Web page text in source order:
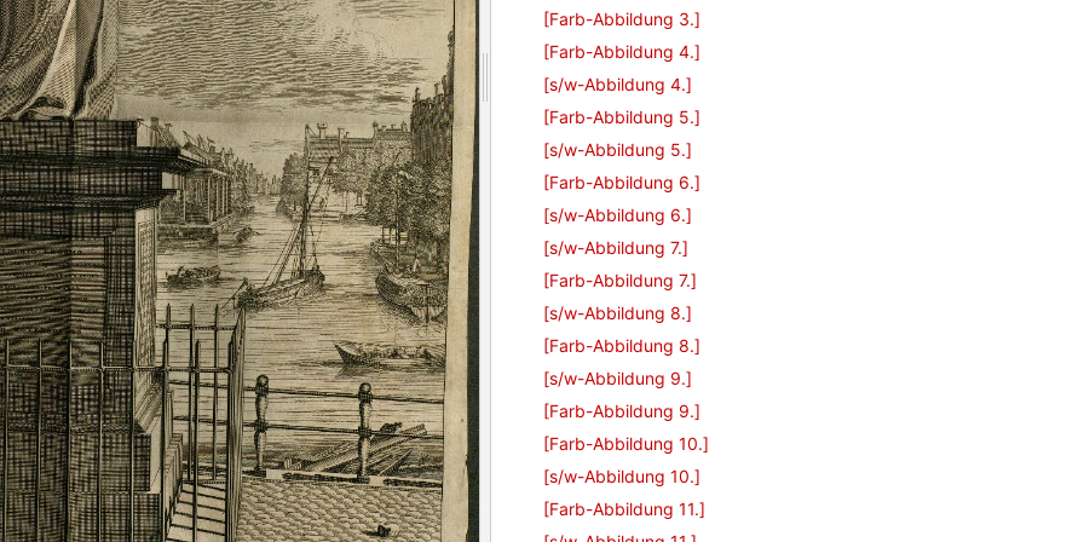
[Farb-Abbildung 3.]
[Farb-Abbildung 4.]
[s/w-Abbildung 4.]
[Farb-Abbildung 5.]
[s/w-Abbildung 5.]
[Farb-Abbildung 6.]
[s/w-Abbildung 6.]
[s/w-Abbildung 7.]
[Farb-Abbildung 7.]
[s/w-Abbildung 8.]
[Farb-Abbildung 8.]
[s/w-Abbildung 9.]
[Farb-Abbildung 9.]
[Farb-Abbildung 10.]
[s/w-Abbildung 10.]
[Farb-Abbildung 11.]